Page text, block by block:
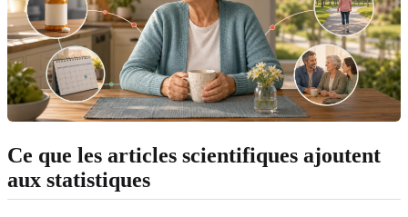
Ce que les articles scientifiques ajoutent
aux statistiques